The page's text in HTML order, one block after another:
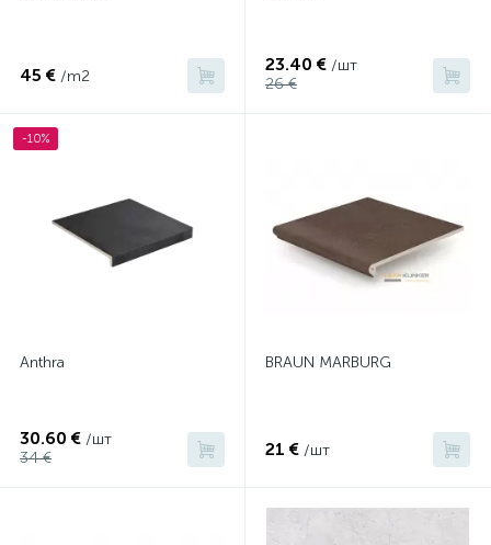
45 € /m2
23.40 € /шт
26 €
-10%
Anthra
30.60 € /шт
34 €
BRAUN MARBURG
21 € /шт